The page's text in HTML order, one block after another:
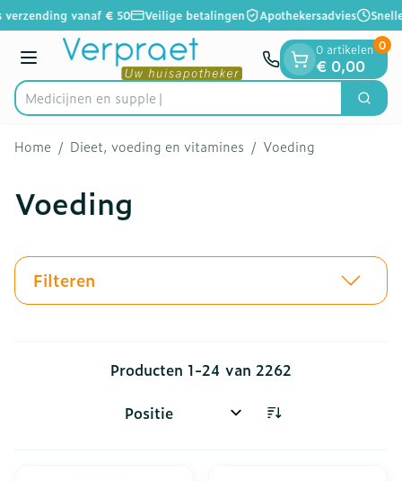
Ga naar de inhoud
1 van 1vanaf € 50 Veilige betalingen Apothekersadvies
Menu
Product, merk, categorie...
Zoek
0 artikelen
€ 0,00
0
Home / Dieet, voeding en vitamines / Voeding
Voeding
Filteren
Producten 1-24 van 2262
Sorteer op: